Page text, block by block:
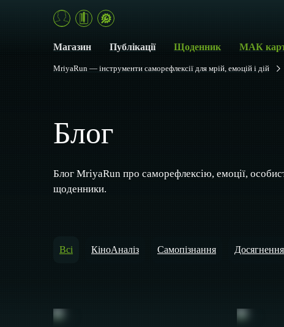
Блог
Блог MriyaRun про саморефлексію, емоції,
щоденники.
Всі КіноАналіз Самопізнання
Магазин Публікації Щоденник МАК
MriyaRun — інструменти саморефлексії для мрій, емоцій і дій